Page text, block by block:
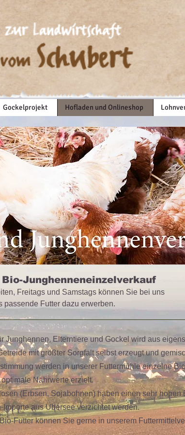
Gockelprojekt Hofladen und Onlineshop
Junghenneneinzelverkauf
Freitags und Samstags können Sie bei uns
passende Futter dazu erwerben.
Junghennen, Elterntiere und Gockel wird aus
mit größter Sorgfalt selbst erzeugt und
werden in unserer Futtermühle einzelne
Nährwerte erzielt.
(Erbsen, Sojabohnen) haben einen sehr hohen
Importe aus Übersee verzichtet werden.
Futter können Sie gerne in unserem